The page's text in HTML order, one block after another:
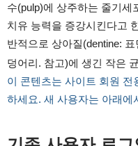
수(pulp)에 상주하는 줄기
치유 능력을 증강시킨다고
반적으로 상아질(dentine:
덩어리. 참고)에 생긴 작은
이 콘텐츠는 사이트 회원 전
하세요. 새 사용자는 아래에